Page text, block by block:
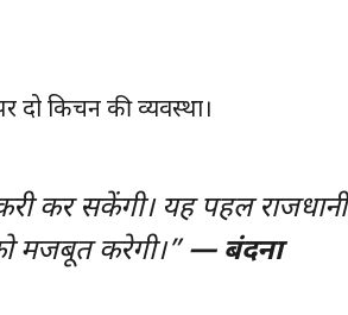
किचन की व्यवस्था।
कर सकेंगी। यह पहल राजधानी
मजबूत करेगी।”— बंदना